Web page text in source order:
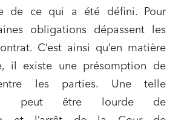
de ce qui a été défini. Pour
obligations dépassent les
C’est ainsi qu’en matière
il existe une présomption de
les parties. Une telle
peut être lourde de